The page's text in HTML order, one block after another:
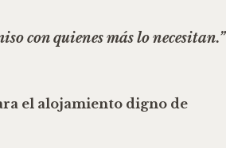
con quienes más lo necesitan.”
el alojamiento digno de